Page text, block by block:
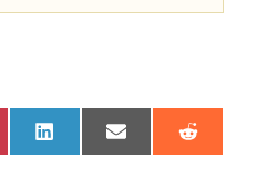
Share
on
Share
on
Share
on